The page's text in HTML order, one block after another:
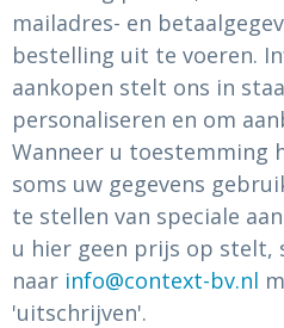
mailadres- en
bestelling uit te voeren.
aankopen stelt ons in
personaliseren en om
Wanneer u toestemming
soms uw gegevens
te stellen van speciale
u hier geen prijs op stelt,
naar info@context-bv.nl
'uitschrijven'.